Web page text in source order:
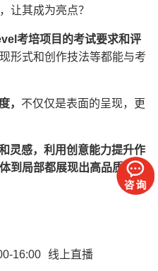
让其成为亮点？
考培项目的考试要求和评
形式和创作技法等都能与考
， 不仅仅是表面的呈现，更
灵感，利用创意能力提升作
到局部都展现出高品质。
16:00 线上直播